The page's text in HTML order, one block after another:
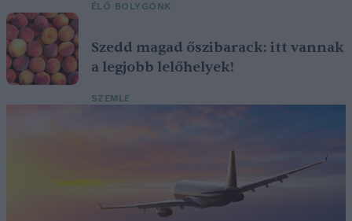
ÉLŐ BOLYGÓNK
Szedd magad őszibarack: itt vannak
a legjobb lelőhelyek!
SZEMLE